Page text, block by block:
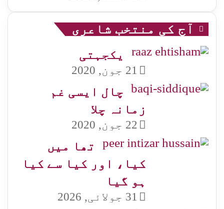
آج کی منتخب شاعری
یکجہتی
21 جون, 2020
چال ایسی غم
زمانہ چلا
22 جون, 2020
تھا میں
کیا، اور کیا سے کیا
ہو گیا
31 جولائی, 2026